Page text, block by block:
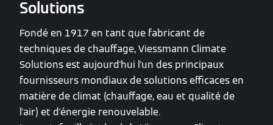
Solutions
Fondé en 1917 en tant que fabricant de
techniques de chauffage, Viessmann Climate
Solutions est aujourd'hui l'un des principaux
fournisseurs mondiaux de solutions efficaces en
matière de climat (chauffage, eau et qualité de
l'air) et d'énergie renouvelable.